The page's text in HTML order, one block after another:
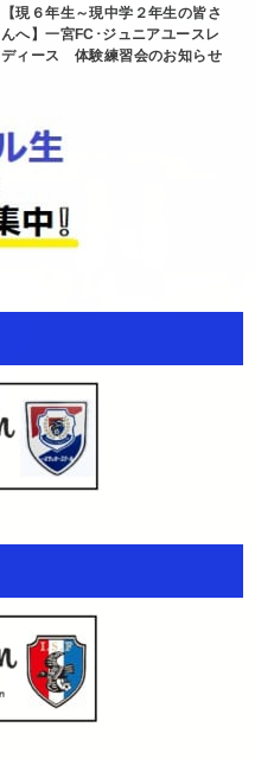
【現６年生～現中学２年生の皆さ
んへ】一宮FC･ジュニアユースレ
ディース 体験練習会のお知らせ